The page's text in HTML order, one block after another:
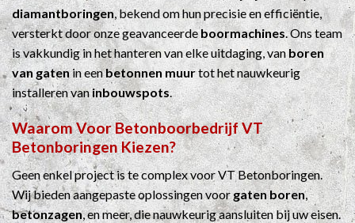
diamantboringen, bekend om hun precisie en efficiëntie,
versterkt door onze geavanceerdeboormachines. Ons team
is vakkundig in het hanteren van elke uitdaging, vanboren
van gatenin eenbetonnen muurtot het nauwkeurig
installeren vaninbouwspots.
Waarom VoorBetonboorbedrijfVT
Betonboringen Kiezen?
Geen enkel project is te complex voor VT Betonboringen.
Wij bieden aangepaste oplossingen voorgaten boren,
betonzagen, en meer, die nauwkeurig aansluiten bij uw eisen.